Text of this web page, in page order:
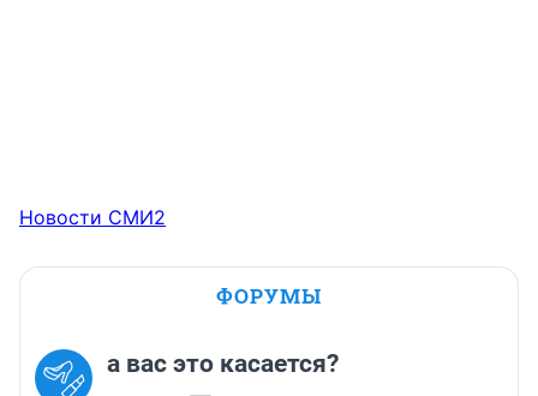
Новости СМИ2
ФОРУМЫ
а вас это касается?